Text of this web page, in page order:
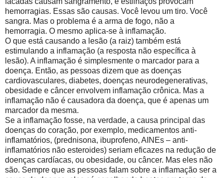
hemorragias. Essas são causas. Você levou um tiro. Você
sangra. Mas o problema é a arma de fogo, não a
hemorragia. O mesmo aplica-se à inflamação.
O que está causando a lesão (a raiz) também está
estimulando a inflamação (a resposta não específica à
lesão). A inflamação é simplesmente o marcador para a
doença. Então, as pessoas dizem que as doenças
cardiovasculares, diabetes, doenças neurodegenerativas,
obesidade e câncer envolvem inflamação crônica. Mas a
inflamação não é causadora da doença, que é apenas um
marcador da mesma.
Se a inflamação fosse, na verdade, a causa principal das
doenças do coração, por exemplo, medicamentos anti-
inflamatórios, (prednisona, ibuprofeno, AINEs – anti-
inflamatórios não esteroides) seriam eficazes na redução de
doenças cardíacas, ou obesidade, ou câncer. Mas eles não
são. Sempre que as pessoas falam sobre a inflamação ser a